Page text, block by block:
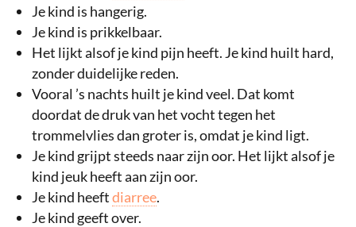
Je kind is hangerig.
Je kind is prikkelbaar.
Het lijkt alsof je kind pijn heeft. Je kind huilt hard,
zonder duidelijke reden.
Vooral ’s nachts huilt je kind veel. Dat komt
doordat de druk van het vocht tegen het
trommelvlies dan groter is, omdat je kind ligt.
Je kind grijpt steeds naar zijn oor. Het lijkt alsof je
kind jeuk heeft aan zijn oor.
Je kind heeftdiarree.
Je kind geeft over.